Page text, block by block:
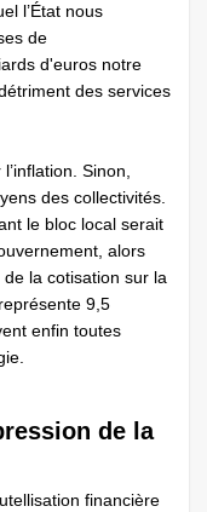
l’État nous
de
d'euros notre
des services
Sinon,
des ­collectivités.
le bloc local serait
alors
la cotisation sur la
9,5
enfin toutes
de la
financière